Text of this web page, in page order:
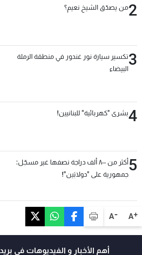
A+
A-
2من يصدّق الشيخ نعيم؟
3تكسير سيارة نور غندور في منطقة الرملة
البيضاء
4بشرى "كهربائية" للبنانيين!
5
أكثر من ٨٠٠ ألف دراجة نصفها غير مسجّل:
جمهورية على "دولابَين"!
أهم الأخبار و الفيديوهات في